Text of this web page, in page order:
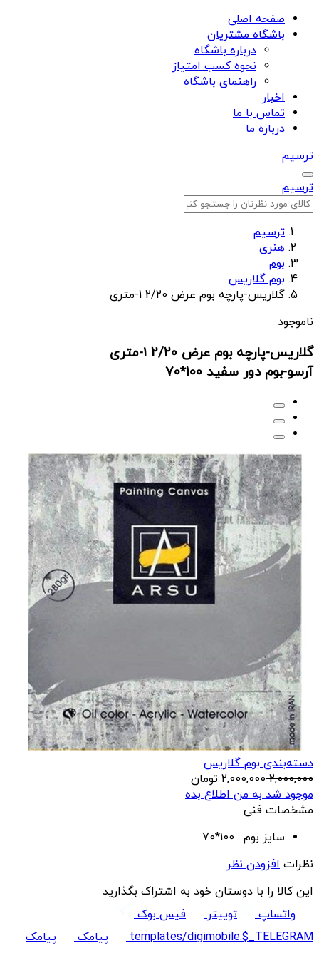
صفحه اصلی
باشگاه مشتریان
درباره باشگاه
نحوه کسب امتیاز
راهنمای باشگاه
اخبار
تماس با ما
درباره ما
ترسیم
ترسیم
ترسیم
هنری
بوم
بوم گلاریس
گلاریس-پارچه بوم عرض 2/20 1-متری
ناموجود
گلاریس-پارچه بوم عرض 2/20 1-متری
آرسو-بوم دور سفید 100*70
دسته‌بندی بوم گلاریس
2,000,000
2,000,000 تومان
موجود شد به من اطلاع بده
مشخصات فنی
سایز بوم : 100*70
نظرات افزودن نظر
این کالا را با دوستان خود به اشتراک بگذارید
واتساپ
توییتر
فیس بوک
templates/digimobile.$_TELEGRAM
پیامک
پیامک